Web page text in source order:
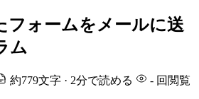
フォームをメールに送
ム
約779文字 · 2分で読める - 回閲覧